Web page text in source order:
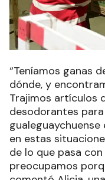
“Teníamos ganas
dónde, y
Trajimos artículos
desodorantes
en estas
de lo que pasa
preocupamos